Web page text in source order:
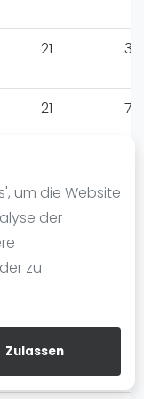
um die Website
der
zu
Zulassen
21 3
21 7
4